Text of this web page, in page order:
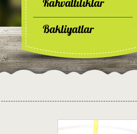
---------------------------------------------------